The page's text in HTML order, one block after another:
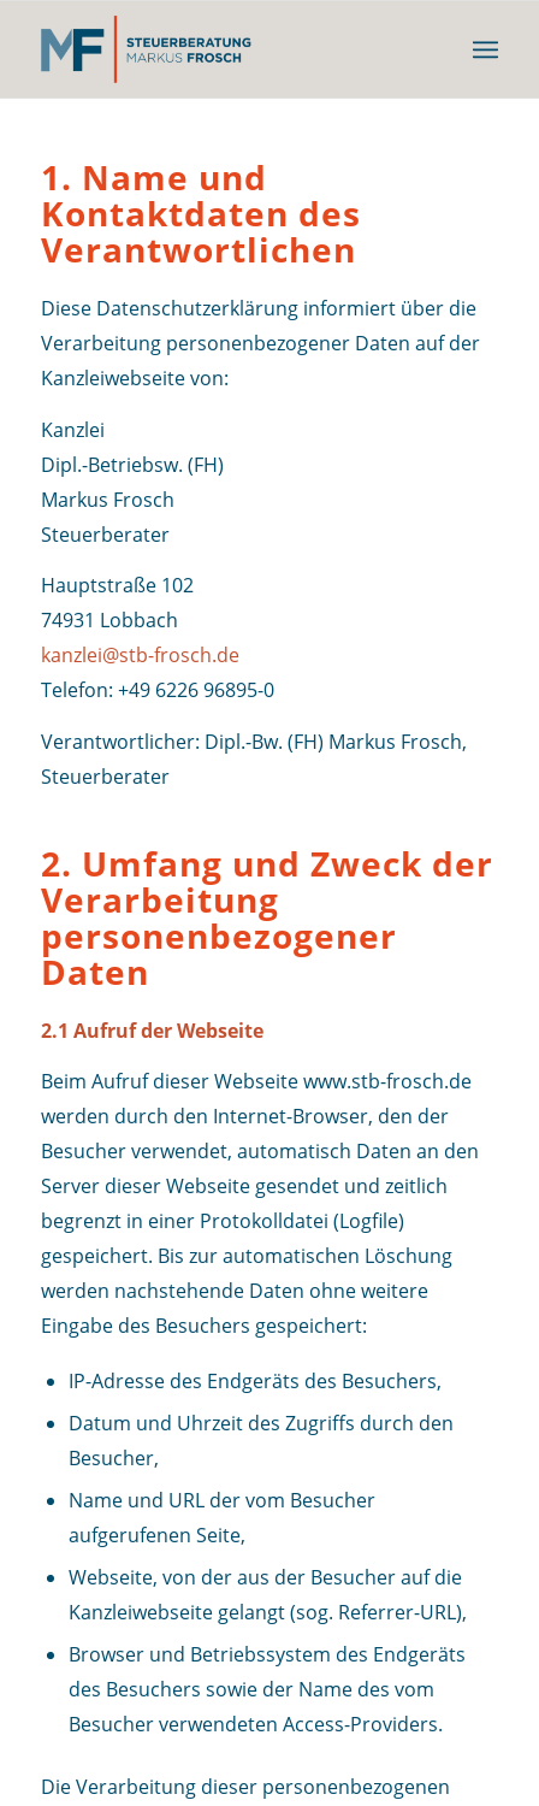
1. Name und
Kontaktdaten des
Verantwortlichen
Diese Datenschutzerklärung informiert über die
Verarbeitung personenbezogener Daten auf der
Kanzleiwebseite von:
Kanzlei
Dipl.-Betriebsw. (FH)
Markus Frosch
Steuerberater
Hauptstraße 102
74931 Lobbach
kanzlei@stb-frosch.de
Telefon: +49 6226 96895-0
Verantwortlicher: Dipl.-Bw. (FH) Markus Frosch,
Steuerberater
2. Umfang und Zweck der
Verarbeitung
personenbezogener
Daten
2.1 Aufruf der Webseite
Beim Aufruf dieser Webseite www.stb-frosch.de
werden durch den Internet-Browser, den der
Besucher verwendet, automatisch Daten an den
Server dieser Webseite gesendet und zeitlich
begrenzt in einer Protokolldatei (Logfile)
gespeichert. Bis zur automatischen Löschung
werden nachstehende Daten ohne weitere
Eingabe des Besuchers gespeichert:
IP-Adresse des Endgeräts des Besuchers,
Datum und Uhrzeit des Zugriffs durch den
Besucher,
Name und URL der vom Besucher
aufgerufenen Seite,
Webseite, von der aus der Besucher auf die
Kanzleiwebseite gelangt (sog. Referrer-URL),
Browser und Betriebssystem des Endgeräts
des Besuchers sowie der Name des vom
Besucher verwendeten Access-Providers.
Die Verarbeitung dieser personenbezogenen